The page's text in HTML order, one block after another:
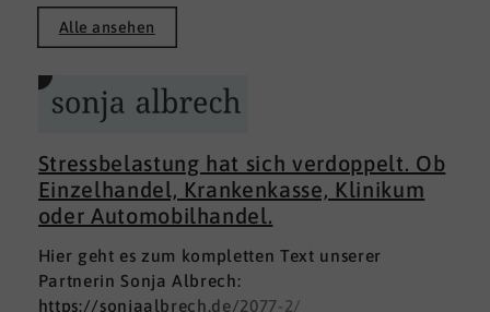
Alle ansehen
Stressbelastung hat sich verdoppelt. Ob
Einzelhandel, Krankenkasse, Klinikum
oder Automobilhandel.
Hier geht es zum kompletten Text unserer
Partnerin Sonja Albrech:
https://sonjaalbrech.de/2077-2/